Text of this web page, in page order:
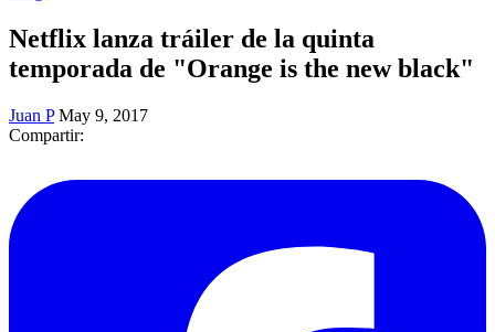
Netflix lanza tráiler de la quinta
temporada de "Orange is the new black"
Juan P May 9, 2017
Compartir: